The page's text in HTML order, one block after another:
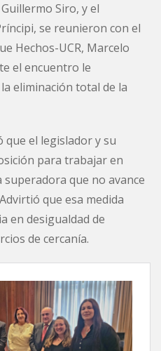
Siro, y el
se reunieron con el
Hechos-UCR, Marcelo
el encuentro le
eliminación total de la
que el legislador y su
para trabajar en
que no avance
que esa medida
en desigualdad de
de cercanía.